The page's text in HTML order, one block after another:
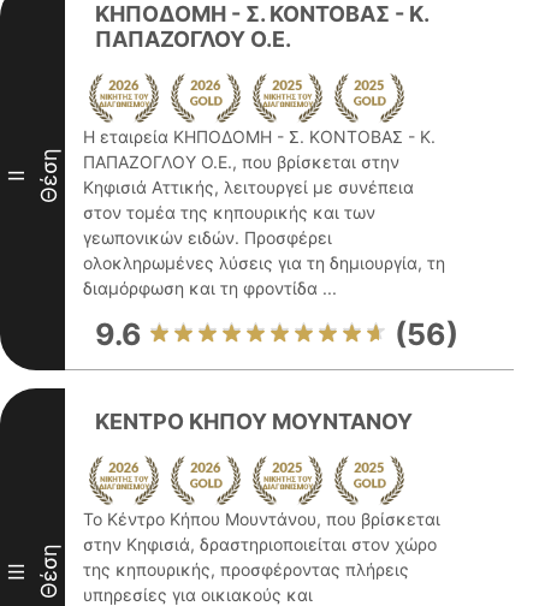
II Θέση
ΚΗΠΟΔΟΜΗ - Σ. ΚΟΝΤΟΒΑΣ - Κ.
ΠΑΠΑΖΟΓΛΟΥ Ο.Ε.
Η εταιρεία ΚΗΠΟΔΟΜΗ - Σ. ΚΟΝΤΟΒΑΣ - Κ.
ΠΑΠΑΖΟΓΛΟΥ Ο.Ε., που βρίσκεται στην
Κηφισιά Αττικής, λειτουργεί με συνέπεια
στον τομέα της κηπουρικής και των
γεωπονικών ειδών. Προσφέρει
ολοκληρωμένες λύσεις για τη δημιουργία, τη
διαμόρφωση και τη φροντίδα ...
9.6 (56)
III Θέση
ΚΕΝΤΡΟ ΚΗΠΟΥ ΜΟΥΝΤΑΝΟΥ
Το Κέντρο Κήπου Μουντάνου, που βρίσκεται
στην Κηφισιά, δραστηριοποιείται στον χώρο
της κηπουρικής, προσφέροντας πλήρεις
υπηρεσίες για οικιακούς και